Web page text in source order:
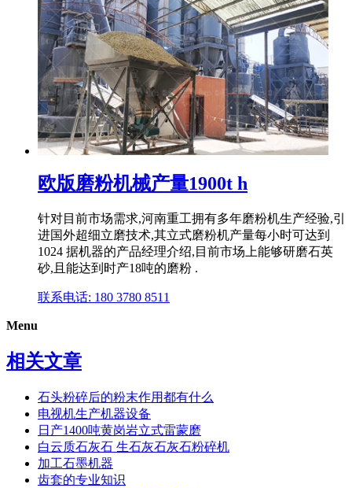
欧版磨粉机械产量1900t h
针对目前市场需求,河南重工拥有多年磨粉机生产经验,引
进国外超细立磨技术,其立式磨粉机产量每小时可达到
1024 据机器的产品经理介绍,目前市场上能够研磨石英
砂,且能达到时产18吨的磨粉 .
联系电话: 180 3780 8511
Menu
相关文章
石头粉碎后的粉末作用都有什么
电视机生产机器设备
日产1400吨黄岗岩立式雷蒙磨
白云质石灰石 生石灰石灰石粉碎机
加工石墨机器
齿套的专业知识